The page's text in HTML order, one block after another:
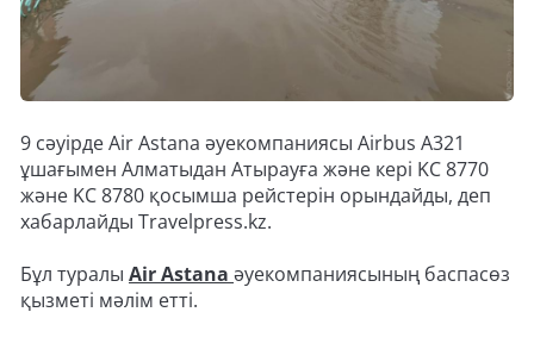
9 сәуірде Air Astana әуекомпаниясы Airbus A321
ұшағымен Алматыдан Атырауға және кері KC 8770
және KC 8780 қосымша рейстерін орындайды, деп
хабарлайды Travelpress.kz.
Бұл туралы Air Astana әуекомпаниясының баспасөз
қызметі мәлім етті.